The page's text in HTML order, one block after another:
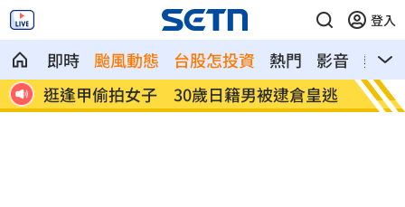
登入
即時 颱風動態 台股怎投資 熱門 影音
熱搜
曝 逛逢甲偷拍女子 30歲日籍男被逮倉皇逃
姜厚
言